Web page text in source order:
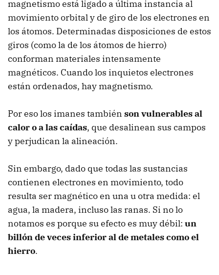
magnetismo está ligado a última instancia al
movimiento orbital y de giro de los electrones en
los átomos. Determinadas disposiciones de estos
giros (como la de los átomos de hierro)
conforman materiales intensamente
magnéticos. Cuando los inquietos electrones
están ordenados, hay magnetismo.
Por eso los imanes también son vulnerables al
calor o a las caídas, que desalinean sus campos
y perjudican la alineación.
Sin embargo, dado que todas las sustancias
contienen electrones en movimiento, todo
resulta ser magnético en una u otra medida: el
agua, la madera, incluso las ranas. Si no lo
notamos es porque su efecto es muy débil: un
billón de veces inferior al de metales como el
hierro.